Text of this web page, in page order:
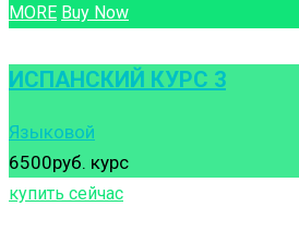
MORE Buy Now
ИСПАНСКИЙ КУРС 3
Языковой
6500руб. курс
купить сейчас